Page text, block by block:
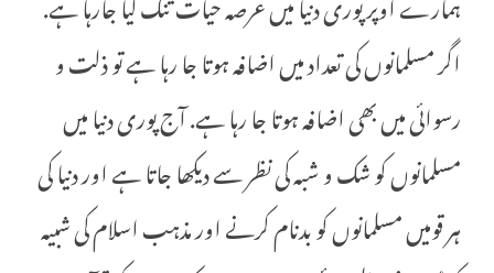
اگر مسلمانوں کی تعداد میں اضافہ ہوتا جا رہا ہے تو ذلت و
رسوائی میں بھی اضافہ ہوتا جا رہا ہے. آج پوری دنیا میں
مسلمانوں کو شک و شبہ کی نظر سے دیکھا جاتا ہے اور دنیا کی
ہر قومیں مسلمانوں کو بدنام کرنے اور مذہب اسلام کی شبیہ